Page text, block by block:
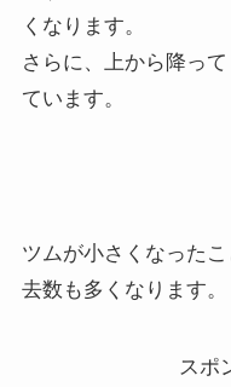
くなります。
さらに、上から降っ
ています。
ツムが小さくなった
去数も多くなります。
スポ